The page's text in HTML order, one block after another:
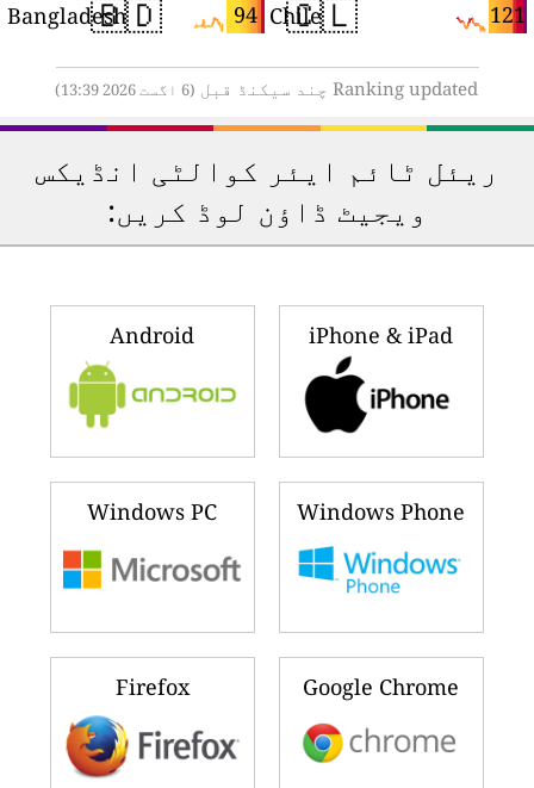
🇨🇱 121
Chile
🇧🇩 94
Bangladesh
Ranking updated چند سیکنڈ قبل (6 اگست 2026 13:39)
ریئل ٹائم ایئر کوالٹی انڈیکس
ویجیٹ ڈاؤن لوڈ کریں:
iPhone & iPad
Android
Windows Phone
Windows PC
Google Chrome
Firefox